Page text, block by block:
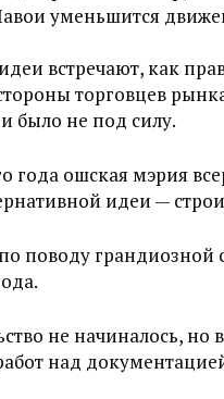
уменьшится
встречают, как
торговцев
было не под силу.
года ошская мэрия
идеи —
поводу
не начиналось,
над